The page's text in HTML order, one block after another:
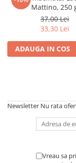
Mattino, 250
37,00 Lei
33,30 Lei
ADAUGA IN COS
Newsletter Nu rata
Vreau sa